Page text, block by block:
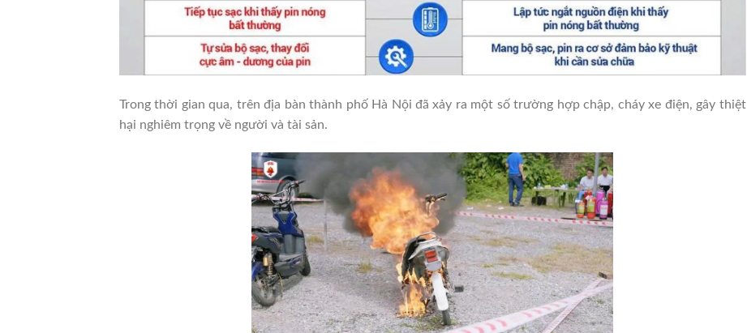
Trong thời gian qua, trên địa bàn thành phố Hà Nội đã xảy ra một số trường hợp chập, cháy xe điện, gây thiệt
hại nghiêm trọng về người và tài sản.